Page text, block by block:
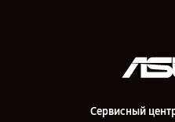
Сервисный